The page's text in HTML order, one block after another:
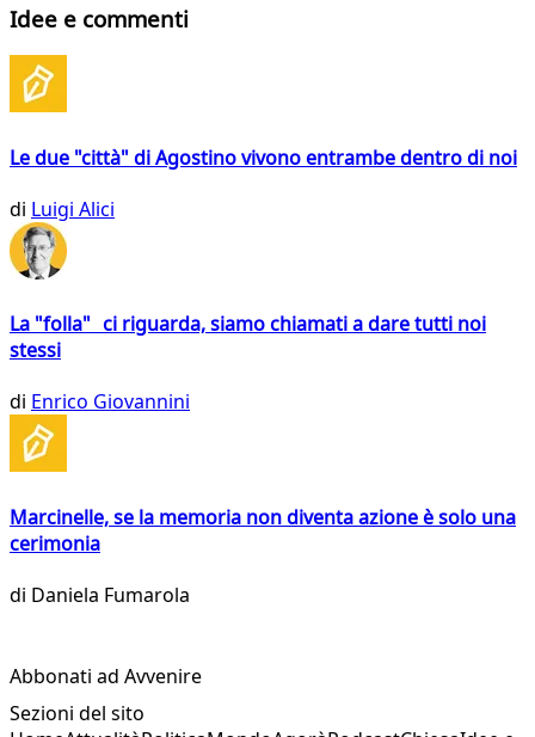
Idee e commenti
Le due "città" di Agostino vivono entrambe dentro di noi
di Luigi Alici
La "folla" ci riguarda, siamo chiamati a dare tutti noi
stessi
di Enrico Giovannini
Marcinelle, se la memoria non diventa azione è solo una
cerimonia
di Daniela Fumarola
Abbonati ad Avvenire
Sezioni del sito